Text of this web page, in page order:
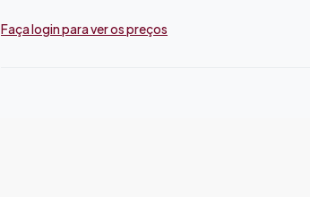
Faça login para ver os preços